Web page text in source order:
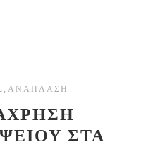
ΑΝΑΠΛΑΣΗ
ΣΤΑ